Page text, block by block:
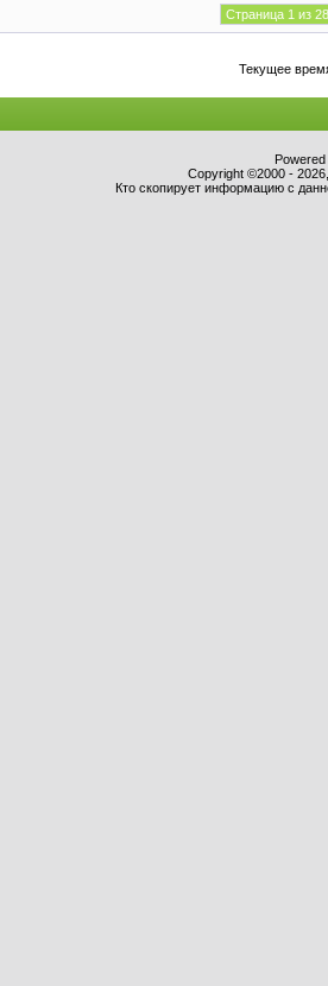
Страница 1 из
Текущее
Copyright ©2000 -
Кто скопирует информацию с